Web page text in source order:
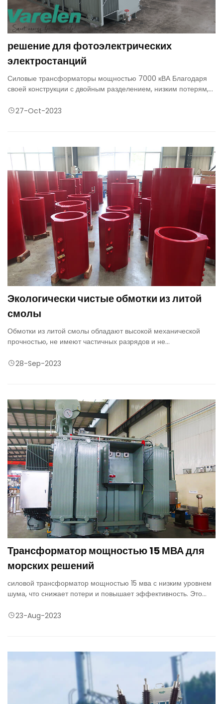
решение для фотоэлектрических
электростанций
Силовые трансформаторы мощностью 7000 кВА Благодаря
своей конструкции с двойным разделением, низким потерям,
стабильное, чистое и устойчивое решение для
27-Oct-2023
Экологически чистые обмотки из литой
смолы
Обмотки из литой смолы обладают высокой механической
прочностью, не имеют частичных разрядов и не
28-Sep-2023
Трансформатор мощностью 15 МВА для
морских решений
силовой трансформатор мощностью 15 мва с низким уровнем
шума, что снижает потери и повышает эффективность. Это
оптимизирует затраты.
23-Aug-2023